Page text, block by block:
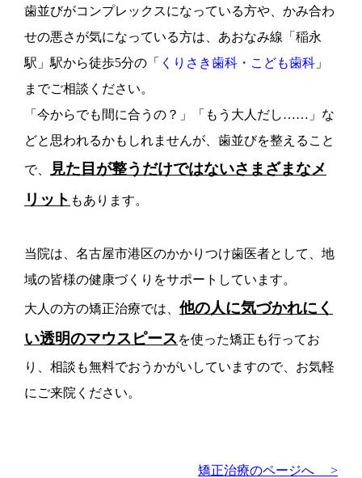
歯並びがコンプレックスになっている方や、かみ合わ
せの悪さが気になっている方は、あおなみ線「稲永
駅」駅から徒歩5分の「 くりさき歯科・こども歯科 」
までご相談ください。
「今からでも間に合うの？」「もう大人だし……」な
どと思われるかもしれませんが、歯並びを整えること
で、
見た目が整うだけではないさまざまなメ
リット もあります。
当院は、名古屋市港区のかかりつけ歯医者として、地
域の皆様の健康づくりをサポートしています。
大人の方の矯正治療では、 他の人に気づかれにく
い透明のマウスピースを使った矯正も行ってお
り、相談も無料でおうかがいしていますので、お気軽
にご来院ください。
矯正治療のページへ >